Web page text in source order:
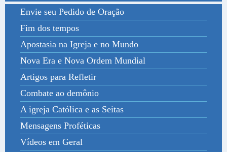
Envie seu Pedido de Oração
Fim dos tempos
Apostasia na Igreja e no Mundo
Nova Era e Nova Ordem Mundial
Artigos para Refletir
Combate ao demônio
A igreja Católica e as Seitas
Mensagens Proféticas
Vídeos em Geral